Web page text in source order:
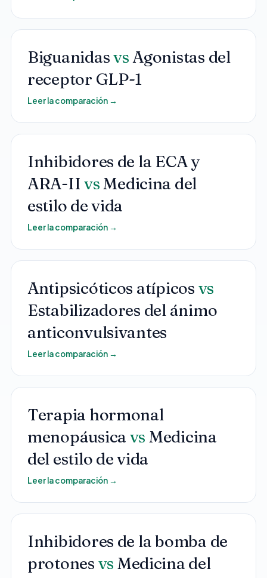
Migraña
Neuropatía Periférica
Todas las Condiciones
BiguanidasvsAgonistas del
receptor GLP-1
Leer la comparación →
Inhibidores de la ECA y
ARA-II vsMedicina del
estilo de vida
Leer la comparación →
Antipsicóticos atípicos vs
Estabilizadores del ánimo
anticonvulsivantes
Leer la comparación →
Terapia hormonal
menopáusica vs Medicina
del estilo de vida
Leer la comparación →
Inhibidores de la bomba de
protones vs Medicina del